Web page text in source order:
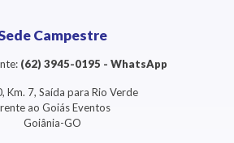
Campestre
(62) 3945-0195 - WhatsApp
Km. 7, Saída para Rio Verde
ao Goiás Eventos
Goiânia-GO